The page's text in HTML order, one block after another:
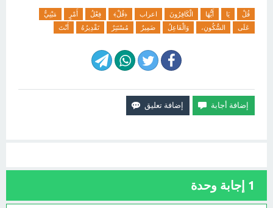
قُلْ يَا أَيُّهَا الْكَافِرُونَ اعراب ﴿قُلْ﴾ فِعْلُ أَمْرٍ
مَبْنِيٌّ
عَلَى
السُّكُونِ، وَالْفَاعِلُ ضَمِيرٌ مُسْتَتِرٌ تَقْدِيرُهُ أَنْتَ
1 إجابة وحدة